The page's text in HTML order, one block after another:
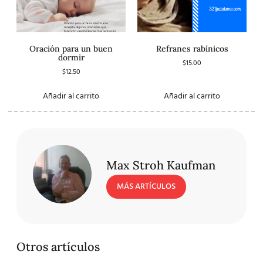
Oración para un buen
dormir
$12.50
Añadir al carrito
Refranes rabínicos
$15.00
Añadir al carrito
Max Stroh Kaufman
MÁS ARTÍCULOS
Otros artículos